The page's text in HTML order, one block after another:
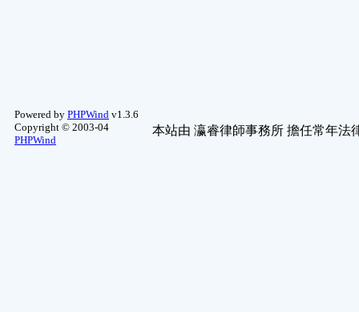
Powered by PHPWind v1.3.6
Copyright © 2003-04
PHPWind
本站由 瀛睿律師事務所 擔任常年法